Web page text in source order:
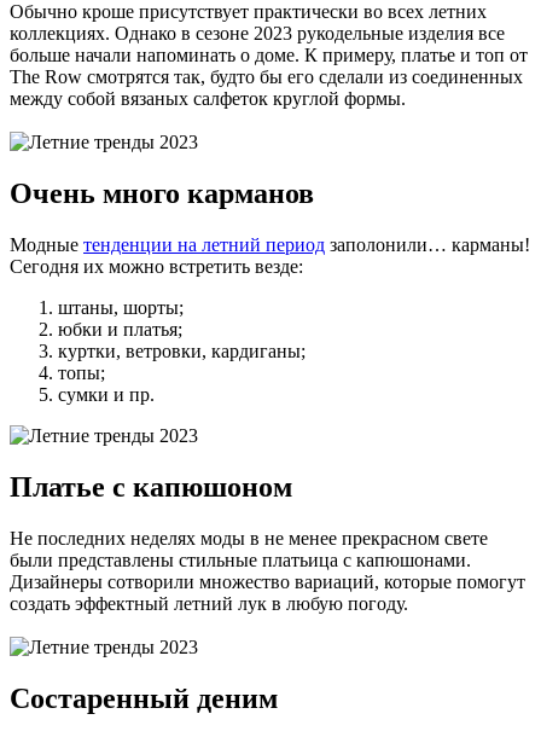
Обычно кроше присутствует практически во всех летних
коллекциях. Однако в сезоне 2023 рукодельные изделия все
больше начали напоминать о доме. К примеру, платье и топ от
The Row смотрятся так, будто бы его сделали из соединенных
между собой вязаных салфеток круглой формы.
Очень много карманов
Модные тенденции на летний период заполонили… карманы!
Сегодня их можно встретить везде:
штаны, шорты;
юбки и платья;
куртки, ветровки, кардиганы;
топы;
сумки и пр.
Платье с капюшоном
Не последних неделях моды в не менее прекрасном свете
были представлены стильные платьица с капюшонами.
Дизайнеры сотворили множество вариаций, которые помогут
создать эффектный летний лук в любую погоду.
Состаренный деним